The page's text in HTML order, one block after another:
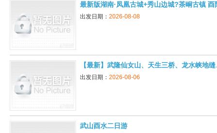
最新版湖南·凤凰古城+秀山边城?茶峒古镇 酉
出发日期： 2026-08-08
【最新】武隆仙女山、天生三桥、龙水峡地
出发日期： 2026-08-06
武山酉水二日游